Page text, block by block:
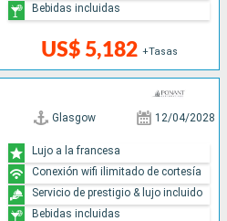
US$ 5,182 +Tasas
Bebidas incluidas
Glasgow 12/04/2028
Lujo a la francesa
Conexión wifi ilimitado de cortesía
Servicio de prestigio & lujo incluido
Bebidas incluidas